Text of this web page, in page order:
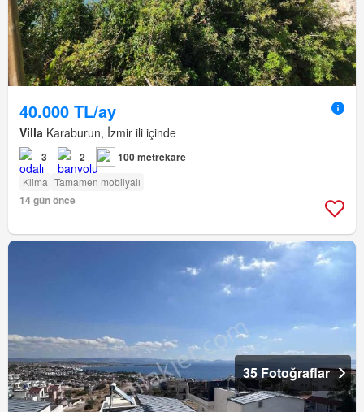
40.000 TL/ay
Villa Karaburun, İzmir ili içinde
3 2 100 metrekare
Klima Tamamen mobilyalı
14 gün önce
35 Fotoğraflar